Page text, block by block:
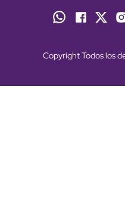
Copyright Todos los